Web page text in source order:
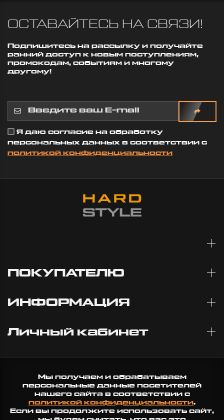
ОСТАВАЙТЕСЬ НА СВЯЗИ!
Подпишитесь на рассылку и получайте
ранний доступ к новым поступлениям,
промокодам, событиям и многому
другому!
Я даю согласие на обработку
персональных данных в соответствии с
политикой конфиденциальности
ПОКУПАТЕЛЮ
ИНФОРМАЦИЯ
Личный кабинет
Мы получаем и обрабатываем
персональные данные посетителей
нашего сайта в соответствии с
политикой конфиденциальности.
Если вы продолжите использовать сайт,